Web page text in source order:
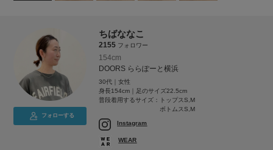
フォローする
ちばななこ
2155 フォロワー
154cm
DOORS ららぽーと横浜
30代｜女性
身長154cm｜足のサイズ22.5cm
普段着用するサイズ：
トップスS,M
ボトムスS,M
Instagram
WEAR